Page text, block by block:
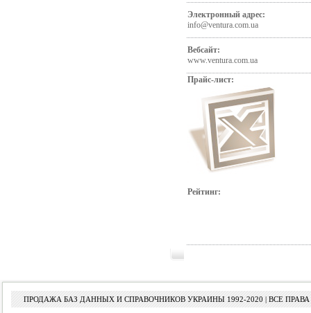
Электронный адрес:
info@ventura.com.ua
Вебсайт:
www.ventura.com.ua
Прайс-лист:
Рейтинг:
ПРОДАЖА БАЗ ДАННЫХ И СПРАВОЧНИКОВ УКРАИНЫ 1992-2020 | ВСЕ